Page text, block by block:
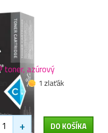
toner, azúrový
1 zlaťák
+ DO KOŠÍKA